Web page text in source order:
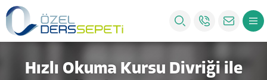
Hızlı Okuma Kursu Divriği ile